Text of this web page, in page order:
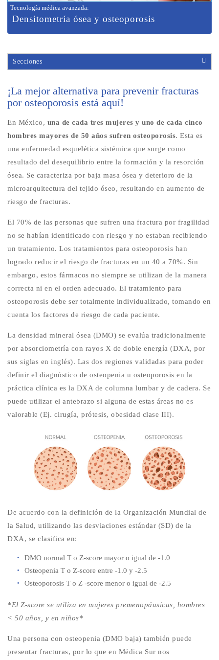
Tecnología médica avanzada:
Densitometría ósea y osteoporosis
Secciones
¡La mejor alternativa para prevenir fracturas
por osteoporosis está aquí!
En México, una de cada tres mujeres y uno de cada cinco
hombres mayores de 50 años sufren osteoporosis. Esta es
una enfermedad esquelética sistémica que surge como
resultado del desequilibrio entre la formación y la resorción
ósea. Se caracteriza por baja masa ósea y deterioro de la
microarquitectura del tejido óseo, resultando en aumento de
riesgo de fracturas.
El 70% de las personas que sufren una fractura por fragilidad
no se habían identificado con riesgo y no estaban recibiendo
un tratamiento. Los tratamientos para osteoporosis han
logrado reducir el riesgo de fracturas en un 40 a 70%. Sin
embargo, estos fármacos no siempre se utilizan de la manera
correcta ni en el orden adecuado. El tratamiento para
osteoporosis debe ser totalmente individualizado, tomando en
cuenta los factores de riesgo de cada paciente.
La densidad mineral ósea (DMO) se evalúa tradicionalmente
por absorciometría con rayos X de doble energía (DXA, por
sus siglas en inglés). Las dos regiones validadas para poder
definir el diagnóstico de osteopenia u osteoporosis en la
práctica clínica es la DXA de columna lumbar y de cadera. Se
puede utilizar el antebrazo si alguna de estas áreas no es
valorable (Ej. cirugía, prótesis, obesidad clase III).
De acuerdo con la definición de la Organización Mundial de
la Salud, utilizando las desviaciones estándar (SD) de la
DXA, se clasifica en:
DMO normal T o Z-score mayor o igual de -1.0
Osteopenia T o Z-score entre -1.0 y -2.5
Osteoporosis T o Z -score menor o igual de -2.5
*El Z-score se utiliza en mujeres premenopáusicas, hombres
< 50 años, y en niños*
Una persona con osteopenia (DMO baja) también puede
presentar fracturas, por lo que en Médica Sur nos